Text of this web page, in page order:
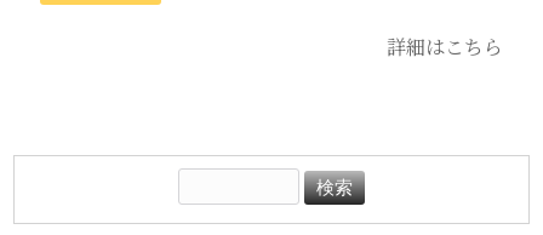
詳細はこちら